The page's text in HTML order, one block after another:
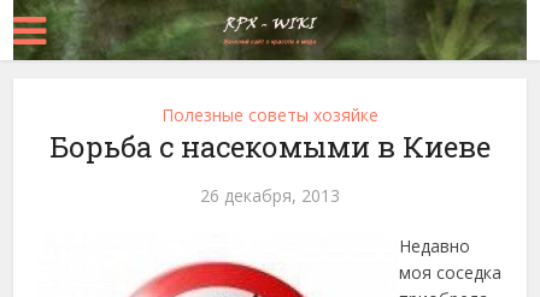
Полезные советы хозяйке
Борьба с насекомыми в Киеве
26 декабря, 2013
Недавно
моя соседка